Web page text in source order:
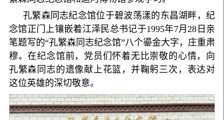
孔繁森同志纪念馆位于碧波荡漾的东昌湖畔，纪
念馆正门上镶嵌着江泽民总书记于1995年7月28日亲
笔题写的“孔繁森同志纪念馆”八个鎏金大字，庄重肃
穆。在纪念馆前，党员们怀着无比崇敬的心情，向
孔繁森同志的遗像献上花篮，并鞠躬三次，表达对
这位英雄的深切敬意。